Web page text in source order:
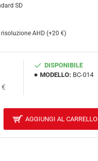
€
DISPONIBILE
MODELLO: BC-014
SD
AHD (+20 €)
AGGIUNGI AL CARRELLO